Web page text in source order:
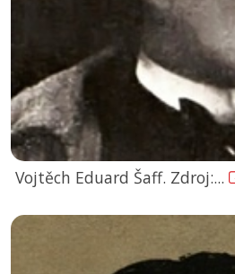
Vojtěch Eduard Šaff. Zdroj:...